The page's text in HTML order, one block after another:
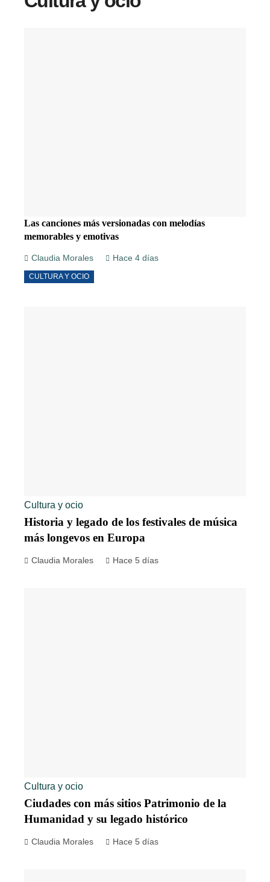
Las canciones más versionadas con melodías
memorables y emotivas
Claudia Morales Hace 4 días
CULTURA Y OCIO
Cultura y ocio
Historia y legado de los festivales de música
más longevos en Europa
Claudia Morales Hace 5 días
Cultura y ocio
Ciudades con más sitios Patrimonio de la
Humanidad y su legado histórico
Claudia Morales Hace 5 días